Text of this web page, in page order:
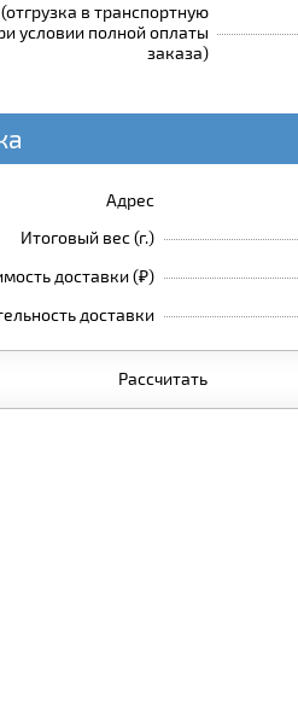
в транспортную
условии полной оплаты
заказа)
Адрес
Итоговый вес (г.)
доставки (₽)
доставки
Рассчитать